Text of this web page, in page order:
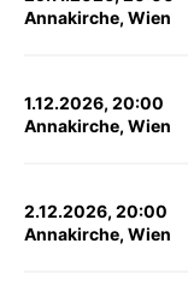
Annakirche, Wien
1.12.2026, 20:00
Annakirche, Wien
2.12.2026, 20:00
Annakirche, Wien